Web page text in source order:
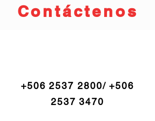
Contáctenos
+506 2537 2800/+506
2537 3470